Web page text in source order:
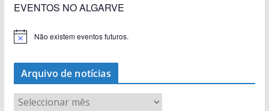
EVENTOS NO ALGARVE
Não existem eventos futuros.
Arquivo de notícias